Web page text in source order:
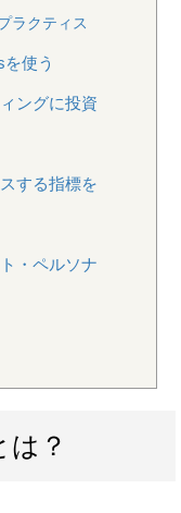
ラクティス
使う
ングに投資
する指標を
・ペルソナ
は？